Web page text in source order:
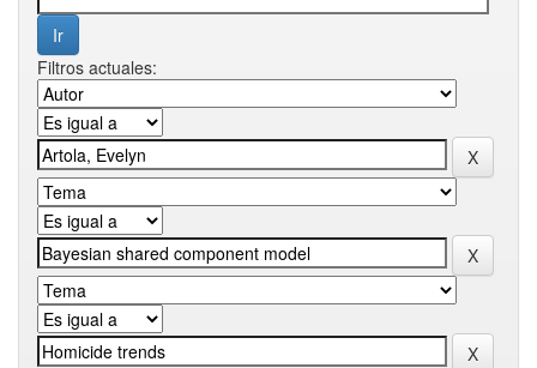
Filtros actuales: